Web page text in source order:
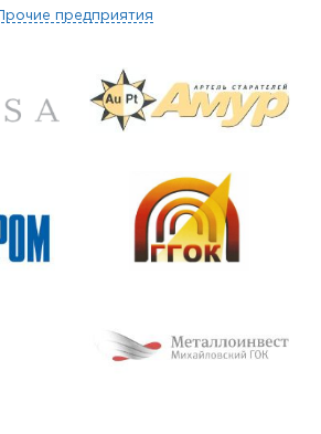
Прочие предприятия